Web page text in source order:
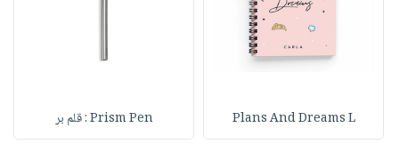
Plans And Dreams L Prism Pen : قلم بر